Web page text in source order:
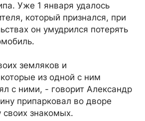
Уже 1 января удалось
который признался, при
он умудрился потерять
земляков и
из одной с ним
с ними, - говорит Александр
припарковал во дворе
своих знакомых.